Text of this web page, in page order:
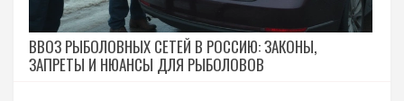
ВВОЗ РЫБОЛОВНЫХ СЕТЕЙ В РОССИЮ: ЗАКОНЫ,
ЗАПРЕТЫ И НЮАНСЫ ДЛЯ РЫБОЛОВОВ